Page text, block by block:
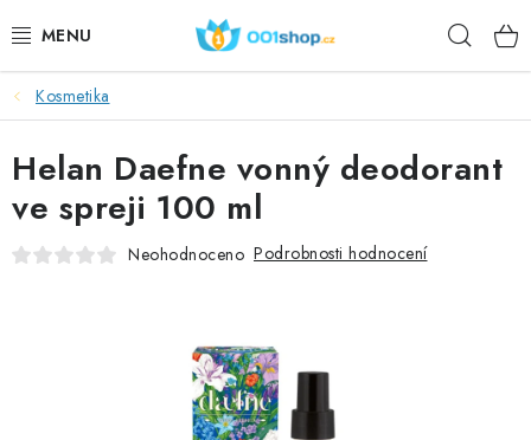
na
DOPLŇKY STRAVY
KOSMETIKA
SPORT
Kosmetika
Helan Daefne vonný deodorant
ve spreji 100 ml
Neohodnoceno Podrobnosti hodnocení